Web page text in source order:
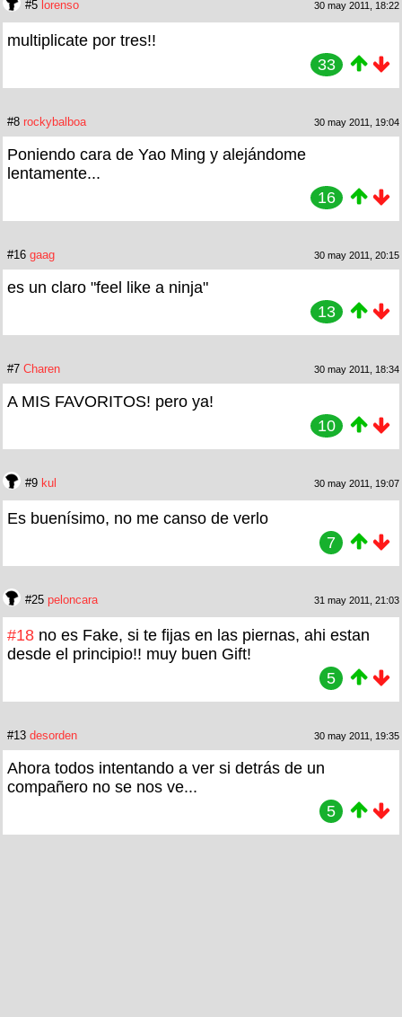
#5 lorenso 30 may 2011, 18:22
multiplicate por tres!!
33
#8 rockybalboa 30 may 2011, 19:04
Poniendo cara de Yao Ming y alejándome
lentamente...
16
#16 gaag 30 may 2011, 20:15
es un claro "feel like a ninja"
13
#7 Charen 30 may 2011, 18:34
A MIS FAVORITOS! pero ya!
10
#9 kul 30 may 2011, 19:07
Es buenísimo, no me canso de verlo
7
#25 peloncara 31 may 2011, 21:03
#18 no es Fake, si te fijas en las piernas, ahi estan
desde el principio!! muy buen Gift!
5
#13 desorden 30 may 2011, 19:35
Ahora todos intentando a ver si detrás de un
compañero no se nos ve...
5